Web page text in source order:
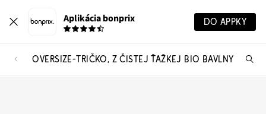
Aplikácia bonprix DO APPKY
OVERSIZE-TRIČKO, Z ČISTEJ ŤAŽKEJ BIO BAVLNY